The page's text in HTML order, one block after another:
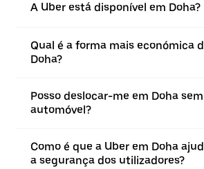
A Uber está disponível em Doha?
Qual é a forma mais económica
Doha?
Posso deslocar-me em Doha
automóvel?
Como é que a Uber em Doha
a segurança dos utilizadores?